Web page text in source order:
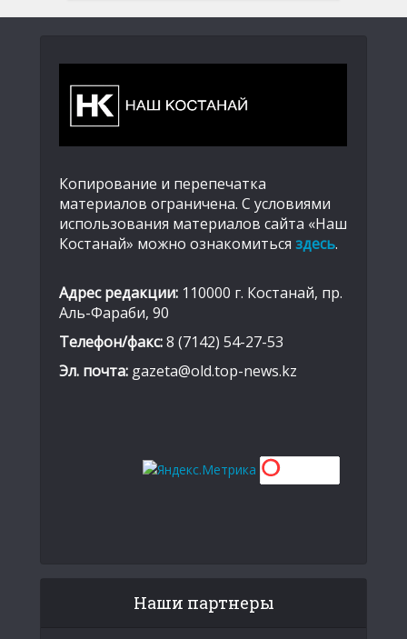
Копирование и перепечатка
материалов ограничена. С условиями
использования материалов сайта «Наш
Костанай» можно ознакомиться здесь.
Адрес редакции: 110000 г. Костанай, пр.
Аль-Фараби, 90
Телефон/факс:8 (7142) 54-27-53
Эл. почта: gazeta@old.top-news.kz
Наши партнеры